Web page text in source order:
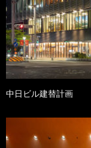
中日ビル建替計画